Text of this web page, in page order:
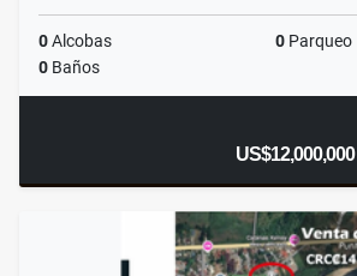
0Alcobas 0 Parqueo
0 Baños
US$12,000,000